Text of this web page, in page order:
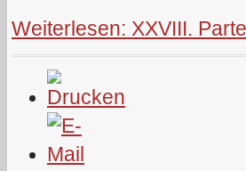
Weiterlesen: XXVIII.